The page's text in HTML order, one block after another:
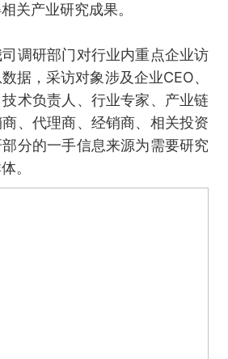
关产业研究成果。
调研部门对行业内重点企业访
据，采访对象涉及企业CEO、
术负责人、行业专家、产业链
、代理商、经销商、相关投资
分的一手信息来源为需要研究
。